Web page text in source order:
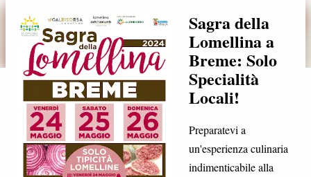
Sagra della
Lomellina a
Breme: Solo
Specialità
Locali!
Preparatevi a
un'esperienza culinaria
indimenticabile alla